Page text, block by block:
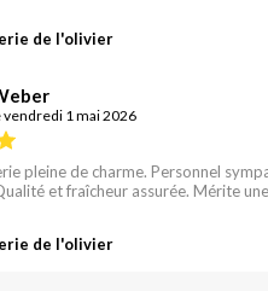
de l'olivier
vendredi 1 mai 2026
pleine de charme. Personnel
et fraîcheur assurée. Mérite
de l'olivier